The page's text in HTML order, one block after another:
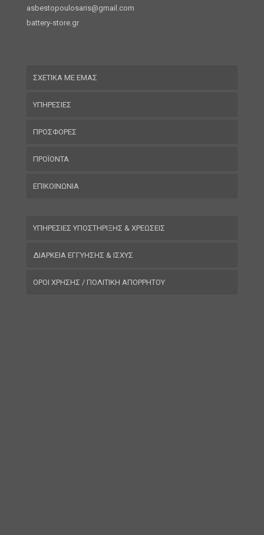
asbestopoulosaris@gmail.com
battery-store.gr
ΣΧΕΤΙΚΑ ΜΕ ΕΜΑΣ
ΥΠΗΡΕΣΙΕΣ
ΠΡΟΣΦΟΡΕΣ
ΠΡΟΪΟΝΤΑ
ΕΠΙΚΟΙΝΩΝΙΑ
ΥΠΗΡΕΣΙΕΣ ΥΠΟΣΤΗΡΙΞΗΣ & ΧΡΕΩΣΕΙΣ
ΔΙΑΡΚΕΙΑ ΕΓΓΥΗΣΗΣ & ΙΣΧΥΣ
ΟΡΟΙ ΧΡΗΣΗΣ / ΠΟΛΙΤΙΚΗ ΑΠΟΡΡΗΤΟΥ